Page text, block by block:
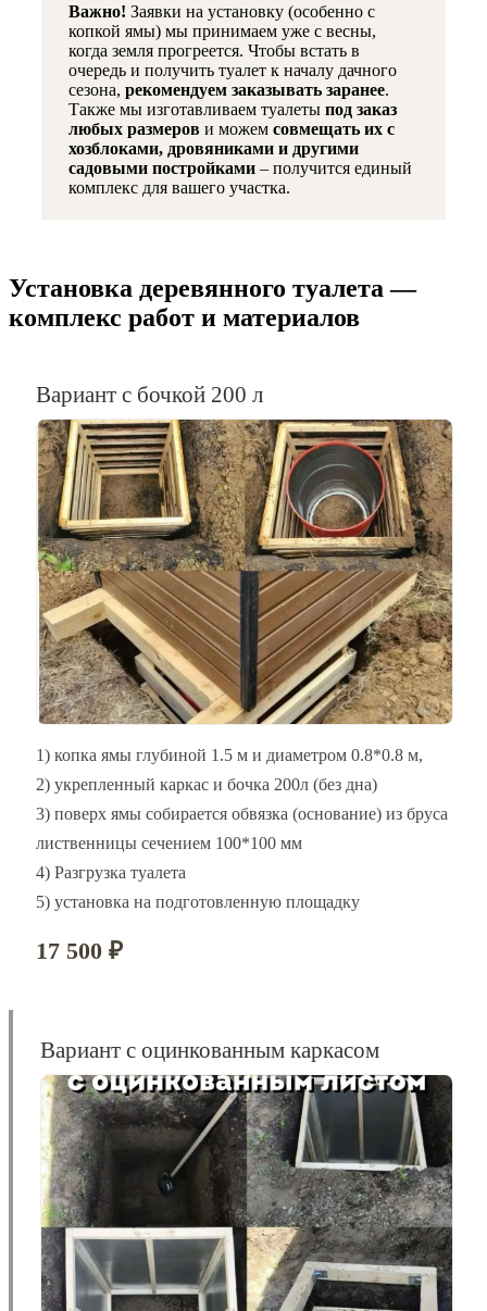
Важно! Заявки на установку (особенно с
копкой ямы) мы принимаем уже с весны,
когда земля прогреется. Чтобы встать в
очередь и получить туалет к началу дачного
сезона, рекомендуем заказывать заранее.
Также мы изготавливаем туалеты под заказ
любых размеров и можем совмещать их с
хозблоками, дровяниками и другими
садовыми постройками – получится единый
комплекс для вашего участка.
Установка деревянного туалета —
комплекс работ и материалов
Вариант с бочкой 200 л
1) копка ямы глубиной 1.5 м и диаметром 0.8*0.8 м,
2) укрепленный каркас и бочка 200л (без дна)
3) поверх ямы собирается обвязка (основание) из бруса
лиственницы сечением 100*100 мм
4) Разгрузка туалета
5) установка на подготовленную площадку
17 500 ₽
Вариант с оцинкованным каркасом